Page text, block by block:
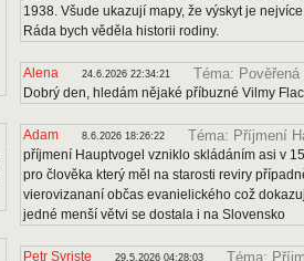
1938. Všude ukazují mapy, že výskyt je
Ráda bych věděla historii rodiny.
Alena 24.6.2026 22:34:21 Téma:
Dobrý den, hledám nějaké příbuzné Vilmy
Adam 8.6.2026 18:26:22 Téma: Příjmení
příjmení Hauptvogel vzniklo skládáním asi v
pro člověka který měl na starosti reviry
vierovizananí občas evanielického což
jedné menší větvi se dostala i na Slovensko
Petr Syriste 29.5.2026 04:28:03 Téma: